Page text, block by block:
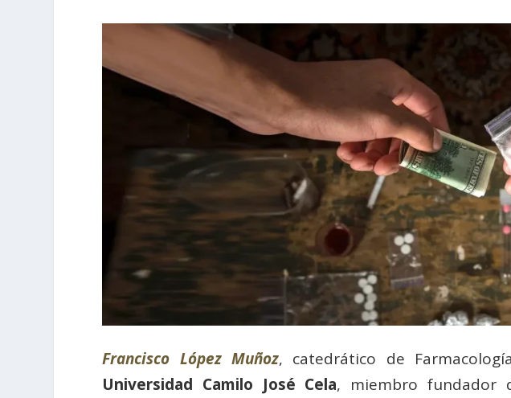
Francisco López Muñoz, catedrático de
Universidad Camilo José Cela, miembro fundador